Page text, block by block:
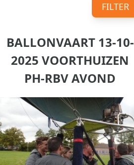
FILTER
BALLONVAART 13-10-
2025 VOORTHUIZEN
PH-RBV AVOND